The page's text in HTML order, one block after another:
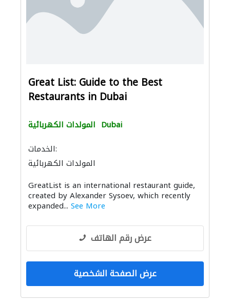
Great List: Guide to the Best
Restaurants in Dubai
المولدات الكهربائية Dubai
الخدمات:
المولدات الكهربائية
GreatList is an international restaurant guide,
created by Alexander Sysoev, which recently
expanded... See More
عرض رقم الهاتف
عرض الصفحة الشخصية